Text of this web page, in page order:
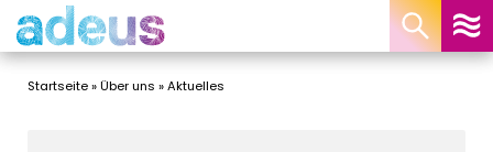
Startseite»Über uns »Aktuelles
Cookie-Einstellungen